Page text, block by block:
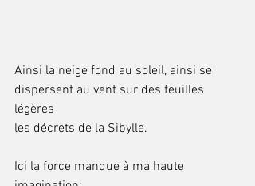
Ainsi la neige fond au soleil, ainsi se
dispersent au vent sur des feuilles
légères
les décrets de la Sibylle.
Ici la force manque à ma haute